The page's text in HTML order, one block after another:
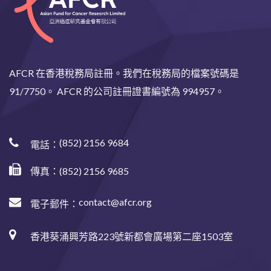
AFCR 在香港稅務局註冊。我們在稅務局的檔案號碼是
91/7750。 AFCR 的公司註冊證書編號為 994957。
電話： (852) 2156 9684
傳真：(852) 2156 9685
電子郵件： contact@afcr.org
香港葵涌興芳路223號新都會廣場第二座1503室